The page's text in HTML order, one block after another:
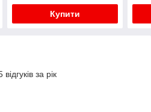
Купити
за рік